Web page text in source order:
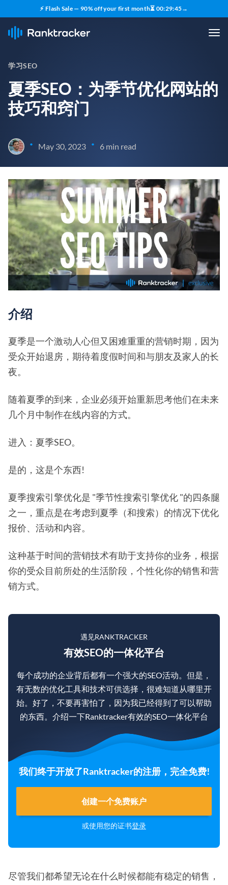
⚡ Flash Sale — 90% off your first month⏳ 00:29:43→
学习SEO
夏季SEO：为季节优化网站的
技巧和窍门
• May 30, 2023 • 6 min read
介绍
夏季是一个激动人心但又困难重重的营销时期，因为
受众开始退房，期待着度假时间和与朋友及家人的长
夜。
随着夏季的到来，企业必须开始重新思考他们在未来
几个月中制作在线内容的方式。
进入：夏季SEO。
是的，这是个东西!
夏季搜索引擎优化是 "季节性搜索引擎优化 "的四条腿
之一，重点是在考虑到夏季（和搜索）的情况下优化
报价、活动和内容。
这种基于时间的营销技术有助于支持你的业务，根据
你的受众目前所处的生活阶段，个性化你的销售和营
销方式。
遇见RANKTRACKER
有效SEO的一体化平台
每个成功的企业背后都有一个强大的SEO活动。但是，
有无数的优化工具和技术可供选择，很难知道从哪里开
始。好了，不要再害怕了，因为我已经得到了可以帮助
的东西。介绍一下Ranktracker有效的SEO一体化平台
我们终于开放了Ranktracker的注册，完全免费!
创建一个免费账户
或使用您的证书登录
尽管我们都希望无论在什么时候都能有稳定的销售，